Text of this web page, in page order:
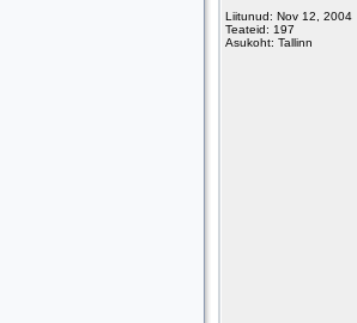
Liitunud: Nov 12, 2004
Teateid: 197
Asukoht: Tallinn